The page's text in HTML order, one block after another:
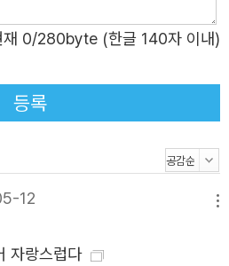
면면을 ‘밥’을 사이에 두고 말하
은 “타인에 대한 사랑의 실
모으는 점성 강한 연결의 수
단한 편견을 깨는 건 이론이나 설
는 굳건한 믿음이 있다. 돈을 벌어
럼 요란한 세상에서 “애들 뜨끈
는 급식 노동자 김규희, 스물일
제는 농촌 현실을 세상에 알리는
주, 입안이 껄끄럽고 혀가 쓴 유
0/280byte (한글 140자 이내)
등록
12
자랑스럽다